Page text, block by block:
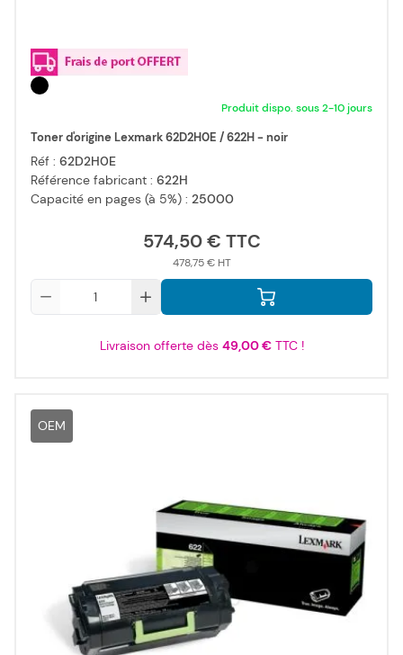
Produit dispo. sous 2-10 jours
Toner d'origine Lexmark 62D2H0E / 622H - noir
Réf : 62D2H0E
Référence fabricant : 622H
Capacité en pages (à 5%) : 25000
574,50 €
478,75 €
Livraison offerte dès 49,00 €TTC !
OEM